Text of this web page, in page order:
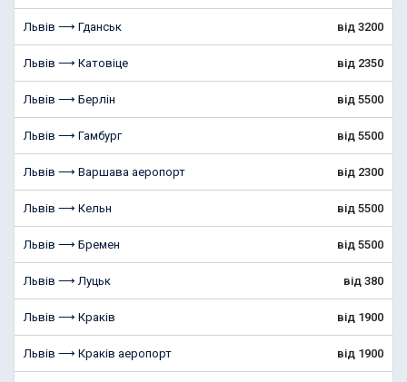
Львів ⟶ Гданськ від 3200
Львів ⟶ Катовіце від 2350
Львів ⟶ Берлін від 5500
Львів ⟶ Гамбург від 5500
Львів ⟶ Варшава аеропорт від 2300
Львів ⟶ Кельн від 5500
Львів ⟶ Бремен від 5500
Львів ⟶ Луцьк від 380
Львів ⟶ Краків від 1900
Львів ⟶ Краків аеропорт від 1900